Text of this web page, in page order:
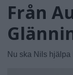
Från
Nu ska Nils hjälpa